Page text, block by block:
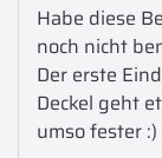
Habe diese
noch nicht
Der erste
Deckel geht